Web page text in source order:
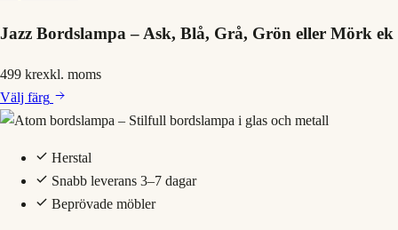
Jazz Bordslampa – Ask, Blå, Grå, Grön eller Mörk ek
499 krexkl. moms
Välj färg
Herstal
Snabb leverans 3–7 dagar
Beprövade möbler